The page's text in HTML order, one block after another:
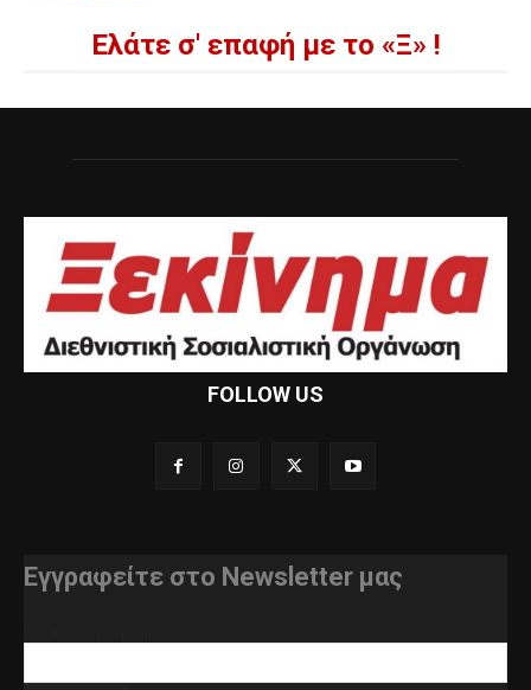
Ελάτε σ' επαφή με το «Ξ» !
FOLLOW US
Εγγραφείτε στο Newsletter μας